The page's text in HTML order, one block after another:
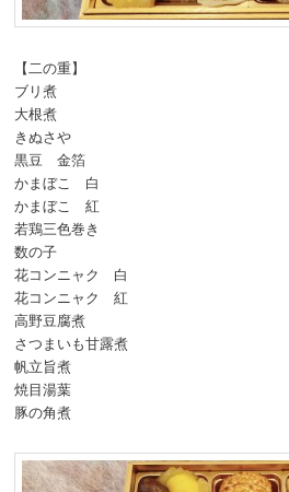
【二の重】
ブリ煮
大根煮
きぬさや
黒豆 金箔
かまぼこ 白
かまぼこ 紅
若鶏三色巻き
数の子
花コンニャク 白
花コンニャク 紅
高野豆腐煮
さつまいも甘露煮
帆立旨煮
焼目湯葉
豚の角煮